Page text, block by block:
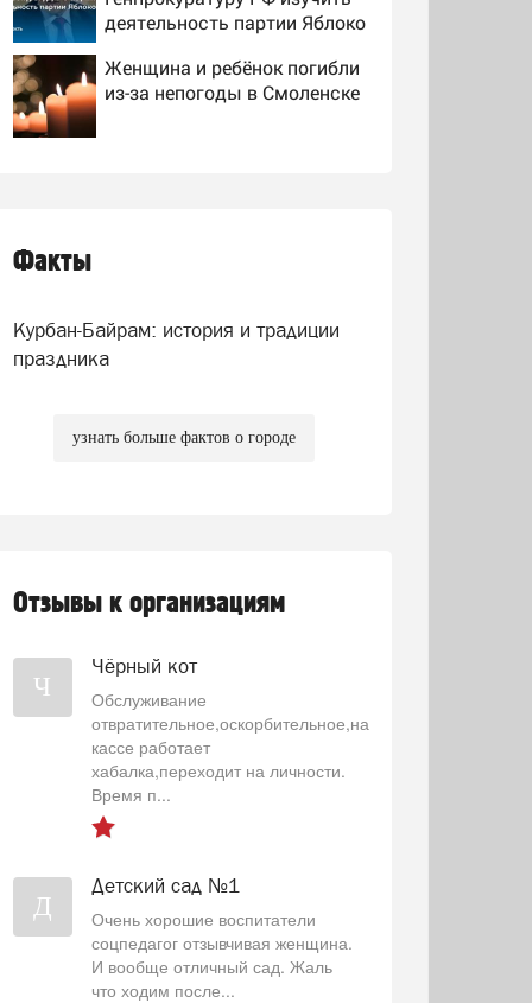
деятельность партии Яблоко
Женщина и ребёнок погибли
из-за непогоды в Смоленске
Факты
Курбан-Байрам: история и традиции
праздника
узнать больше фактов о городе
Отзывы к организациям
Ч
Чёрный кот
Обслуживание
отвратительное,оскорбительное,на
кассе работает
хабалка,переходит на личности.
Время п...
Д
Детский сад №1
Очень хорошие воспитатели
соцпедагог отзывчивая женщина.
И вообще отличный сад. Жаль
что ходим после...